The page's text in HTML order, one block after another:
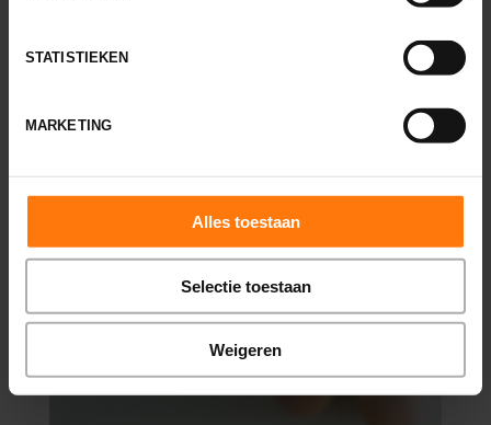
STATISTIEKEN
MARKETING
Alles toestaan
Selectie toestaan
Weigeren